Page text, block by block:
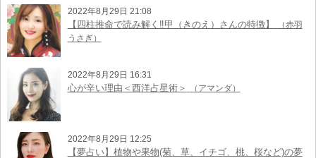
2022年8月29日 21:08
【四柱推命で読み解く‼︎甲（きのえ）さんの特徴】
（赤羽
うさぎ）
2022年8月29日 16:31
心が辛い理由＜西洋占星術＞ （アマンダ）
2022年8月29日 12:25
【夢占い】植物や果物(菊、草、イチゴ、桃、桜など)の夢